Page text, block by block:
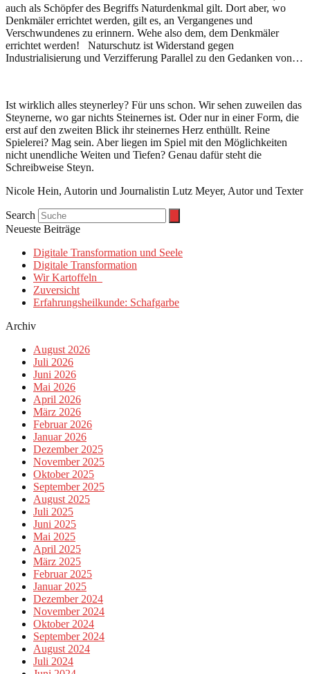
auch als Schöpfer des Begriffs Naturdenkmal gilt. Dort aber, wo
Denkmäler errichtet werden, gilt es, an Vergangenes und
Verschwundenes zu erinnern. Wehe also dem, dem Denkmäler
errichtet werden! Naturschutz ist Widerstand gegen
Industrialisierung und Verzifferung Parallel zu den Gedanken von…
Ist wirklich alles steynerley? Für uns schon. Wir sehen zuweilen das
Steynerne, wo gar nichts Steinernes ist. Oder nur in einer Form, die
erst auf den zweiten Blick ihr steinernes Herz enthüllt. Reine
Spielerei? Mag sein. Aber liegen im Spiel mit den Möglichkeiten
nicht unendliche Weiten und Tiefen? Genau dafür steht die
Schreibweise Steyn.
Nicole Hein, Autorin und Journalistin Lutz Meyer, Autor und Texter
Search
Neueste Beiträge
Digitale Transformation und Seele
Digitale Transformation
Wir Kartoffeln
Zuversicht
Erfahrungsheilkunde: Schafgarbe
Archiv
August 2026
Juli 2026
Juni 2026
Mai 2026
April 2026
März 2026
Februar 2026
Januar 2026
Dezember 2025
November 2025
Oktober 2025
September 2025
August 2025
Juli 2025
Juni 2025
Mai 2025
April 2025
März 2025
Februar 2025
Januar 2025
Dezember 2024
November 2024
Oktober 2024
September 2024
August 2024
Juli 2024